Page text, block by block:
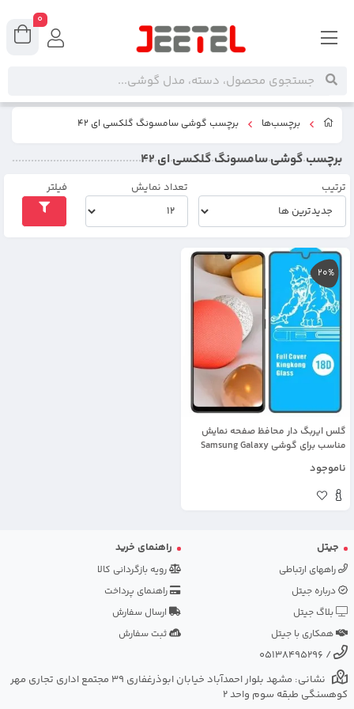
برچسب‌ها برچسب گوشی سامسونگ گلکسی ای 42
برچسب گوشی سامسونگ گلکسی ای 42
ترتیب تعداد نمایش فیلتر
20%
گلس ایربگ دار محافظ صفحه نمایش
مناسب برای گوشی Samsung Galaxy
ناموجود
جیتل
راههای ارتباطی
درباره جیتل
بلاگ جیتل
همکاری با جیتل
راهنمای خرید
رویه بازگردانی کالا
راهنمای پرداخت
ارسال سفارش
ثبت سفارش
/
05138495296
نشانی: مشهد بلوار احمدآباد خیابان ابوذرغفاری 39 مجتمع اداری تجاری مهر
کوهسنگی طبقه سوم واحد 2
0